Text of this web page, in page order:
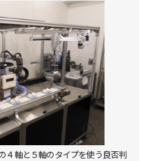
４軸と５軸のタイプを使う良否判